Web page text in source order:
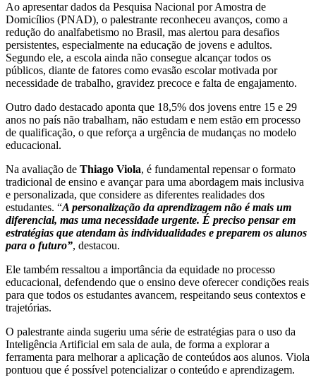
Ao apresentar dados da Pesquisa Nacional por Amostra de
Domicílios (PNAD), o palestrante reconheceu avanços, como a
redução do analfabetismo no Brasil, mas alertou para desafios
persistentes, especialmente na educação de jovens e adultos.
Segundo ele, a escola ainda não consegue alcançar todos os
públicos, diante de fatores como evasão escolar motivada por
necessidade de trabalho, gravidez precoce e falta de engajamento.
Outro dado destacado aponta que 18,5% dos jovens entre 15 e 29
anos no país não trabalham, não estudam e nem estão em processo
de qualificação, o que reforça a urgência de mudanças no modelo
educacional.
Na avaliação de Thiago Viola, é fundamental repensar o formato
tradicional de ensino e avançar para uma abordagem mais inclusiva
e personalizada, que considere as diferentes realidades dos
estudantes. “A personalização da aprendizagem não é mais um
diferencial, mas uma necessidade urgente. É preciso pensar em
estratégias que atendam às individualidades e preparem os alunos
para o futuro”, destacou.
Ele também ressaltou a importância da equidade no processo
educacional, defendendo que o ensino deve oferecer condições reais
para que todos os estudantes avancem, respeitando seus contextos e
trajetórias.
O palestrante ainda sugeriu uma série de estratégias para o uso da
Inteligência Artificial em sala de aula, de forma a explorar a
ferramenta para melhorar a aplicação de conteúdos aos alunos. Viola
pontuou que é possível potencializar o conteúdo e aprendizagem.